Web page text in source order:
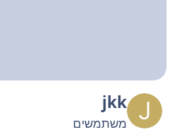
jkk
משתמשים